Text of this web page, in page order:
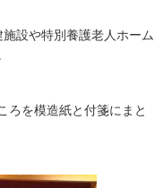
設や特別養護老人ホーム
ろを模造紙と付箋にまと